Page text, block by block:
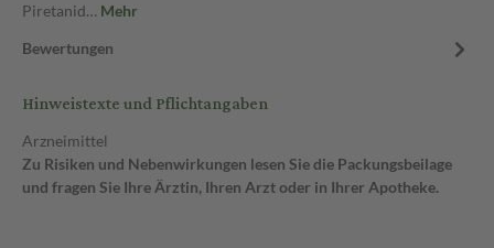
Piretanid… Mehr
Bewertungen
Hinweistexte und Pflichtangaben
Arzneimittel
Zu Risiken und Nebenwirkungen lesen Sie die Packungsbeilage
und fragen Sie Ihre Ärztin, Ihren Arzt oder in Ihrer Apotheke.